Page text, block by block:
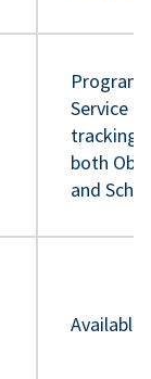
Program
Service
tracking
both
and
Available